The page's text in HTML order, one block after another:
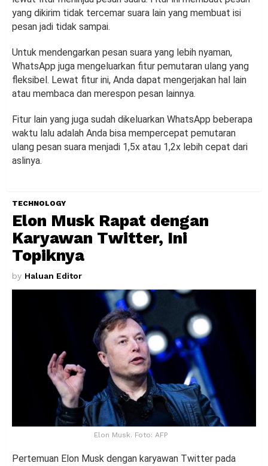
yang dikirim tidak tercemar suara lain yang membuat isi
pesan jadi tidak sampai.
Untuk mendengarkan pesan suara yang lebih nyaman,
WhatsApp juga mengeluarkan fitur pemutaran ulang yang
fleksibel. Lewat fitur ini, Anda dapat mengerjakan hal lain
atau membaca dan merespon pesan lainnya.
Fitur lain yang juga sudah dikeluarkan WhatsApp beberapa
waktu lalu adalah Anda bisa mempercepat pemutaran
ulang pesan suara menjadi 1,5x atau 1,2x lebih cepat dari
aslinya.
TECHNOLOGY
Elon Musk Rapat dengan
Karyawan Twitter, Ini
Topiknya
by Haluan Editor
Elon Musk. Foto: AFP
Pertemuan Elon Musk dengan karyawan Twitter pada